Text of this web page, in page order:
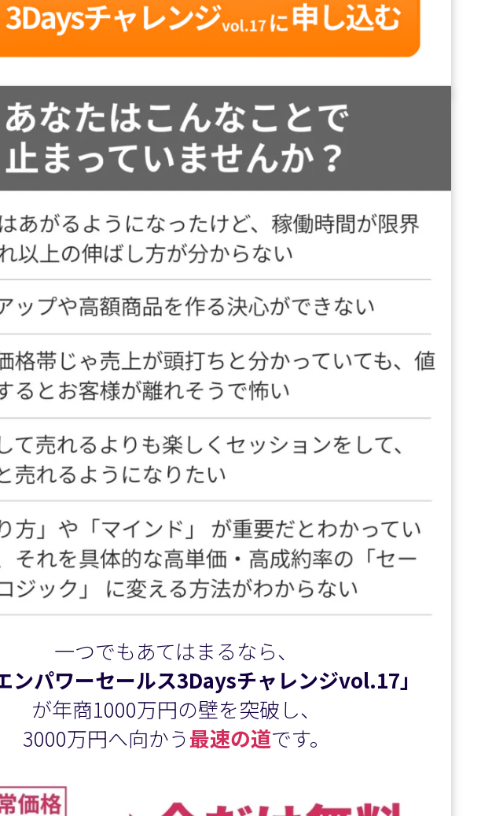
一つでもあてはまるなら、
ンパワーセールス3Daysチャレンジvol.17」
が年商1000万円の壁を突破し、
3000万円へ向かう最速の道です。